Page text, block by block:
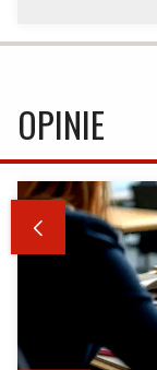
OPINIE
